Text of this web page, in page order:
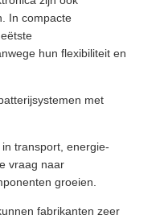
In compacte
hun flexibiliteit en
met
transport, energie-
vraag naar
groeien.
fabrikanten zeer